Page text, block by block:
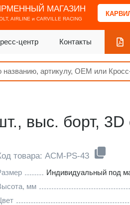
МАГАЗИН
AIRLINE и CARVILLE RACING
центр Контакты
выс. борт,
товара: ACM-PS-43
Индивидуальный под
мм